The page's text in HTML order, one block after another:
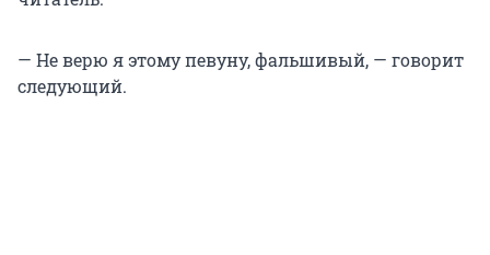
— Не верю я этому певуну, фальшивый, — говорит
следующий.